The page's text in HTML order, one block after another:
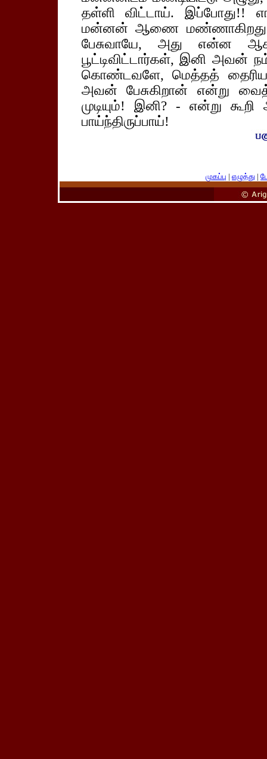
தள்ளி விட்டாய். இப்போது!!
மன்னன் ஆணை மண்ணாகிறது!
பேசுவாயே, அது என்ன
பூட்டிவிட்டார்கள், இனி அவன்
கொண்டவளே, மெத்தத்
அவன் பேசுகிறான் என்று
முடியும்! இனி? - என்று
பாய்ந்திருப்பாய்!
முகப்பு | எழுத்து |